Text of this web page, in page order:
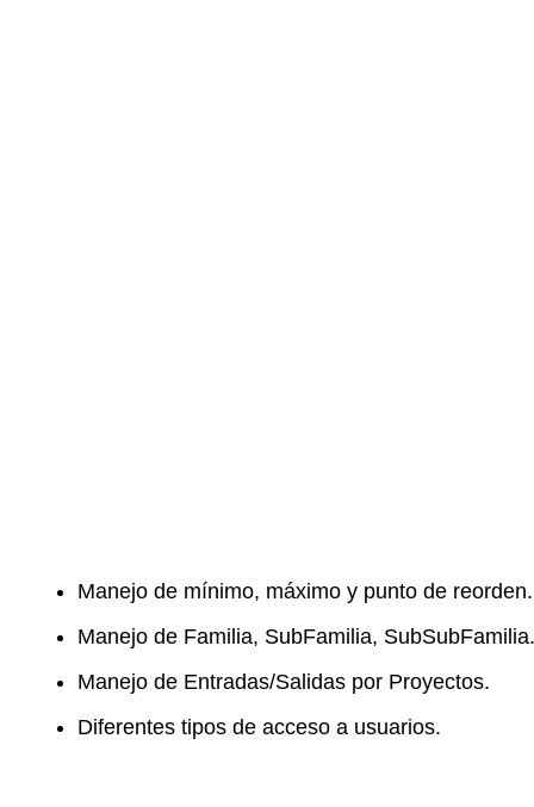
Manejo de mínimo, máximo y punto de reorden.
Manejo de Familia, SubFamilia, SubSubFamilia.
Manejo de Entradas/Salidas por Proyectos.
Diferentes tipos de acceso a usuarios.